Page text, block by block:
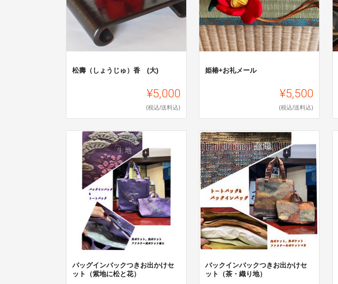
松壽（しょうじゅ）香 (大)
¥5,000
(税込/送料込)
姫椿+お礼メール
¥5,500
(税込/送料込)
バッグインバックつきお出かけセ
ット（紫地に松と花）
バックインバックつきお出かけセ
ット（茶・織り地）